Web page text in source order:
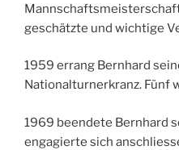
geschätzte und wichtige
1959 errang Bernhard
Nationalturnerkranz. Fünf
1969 beendete Bernhard
engagierte sich